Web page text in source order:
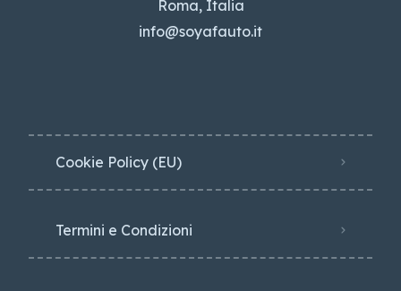
Roma, Italia
info@soyafauto.it
Cookie Policy (EU)
Termini e Condizioni